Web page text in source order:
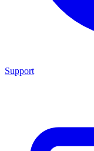
Support